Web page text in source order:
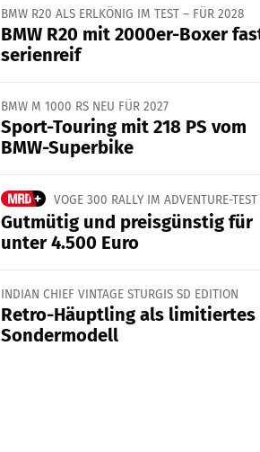
BMW R20 ALS ERLKÖNIG IM TEST – FÜR 2028
BMW R20 mit 2000er-Boxer
serienreif
BMW M 1000 RS NEU FÜR 2027
Sport-Touring mit 218 PS vom
BMW-Superbike
VOGE 300 RALLY IM ADVENTURE-TEST
Gutmütig und preisgünstig für
unter 4.500 Euro
INDIAN CHIEF VINTAGE STURGIS SD EDITION
Retro-Häuptling als limitiertes
Sondermodell